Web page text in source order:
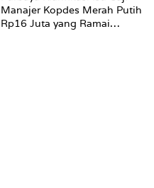
Manajer Kopdes Merah Putih
Rp16 Juta yang Ramai